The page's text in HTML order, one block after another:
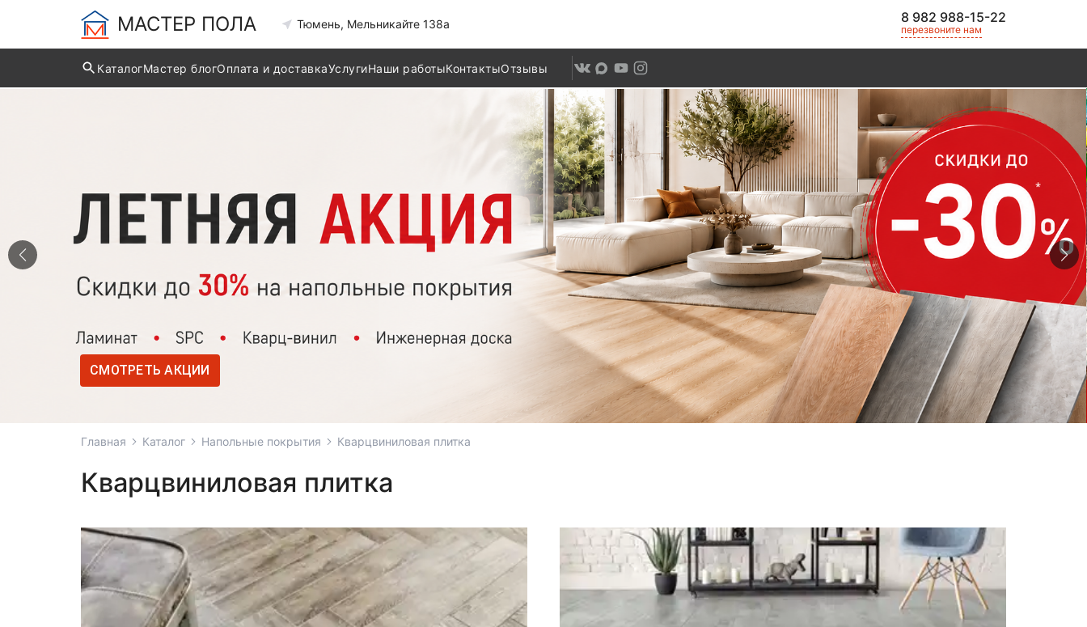
МАСТЕР ПОЛА Тюмень, Мельникайте 138а 8 982 988-15-22
перезвоните нам
КаталогМастер блогОплата и доставкаУслугиНаши работыКонтактыОтзывы
СМОТРЕТЬ АКЦИИ
Главная Каталог Напольные покрытия Кварцвиниловая плитка
Кварцвиниловая плитка